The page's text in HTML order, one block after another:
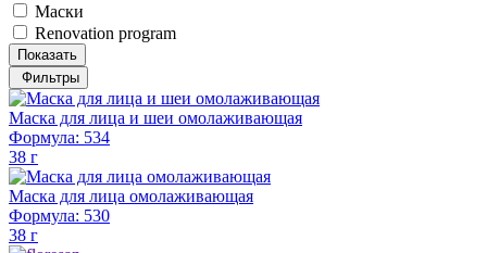
Маски
Renovation program
Показать
Фильтры
Маска для лица и шеи омолаживающая
Формула: 534
38 г
Маска для лица омолаживающая
Формула: 530
38 г